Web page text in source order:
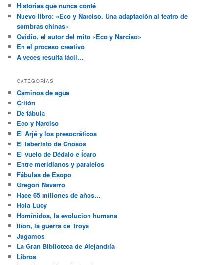
Historias que nunca conté
Nuevo libro: «Eco y Narciso. Una adaptación al teatro de
sombras chinas»
Ovidio, el autor del mito «Eco y Narciso»
En el proceso creativo
A veces resulta fácil…
CATEGORÍAS
Caminos de agua
Critón
De fábula
Eco y Narciso
El Arjé y los presocráticos
El laberinto de Cnosos
El vuelo de Dédalo e Ícaro
Entre meridianos y paralelos
Fábulas de Esopo
Gregori Navarro
Hace 65 millones de años…
Hola Lucy
Homínidos, la evolucion humana
Ilion, la guerra de Troya
Jugamos
La Gran Biblioteca de Alejandría
Libros